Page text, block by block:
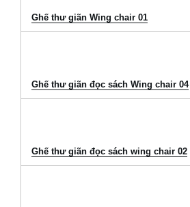
Ghế thư giãn Wing chair 01
Ghế thư giãn đọc sách Wing chair 04
Ghế thư giãn đọc sách wing chair 02